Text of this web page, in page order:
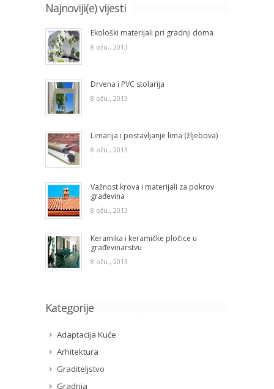
Najnoviji(e) vijesti
Ekološki materijali pri gradnji doma
8 ožu., 2013
Drvena i PVC stolarija
8 ožu., 2013
Limarija i postavljanje lima (žljebova)
8 ožu., 2013
Važnost krova i materijali za pokrov
građevina
8 ožu., 2013
Keramika i keramičke pločice u
građevinarstvu
8 ožu., 2013
Kategorije
Adaptacija Kuće
Arhitektura
Graditeljstvo
Gradnja